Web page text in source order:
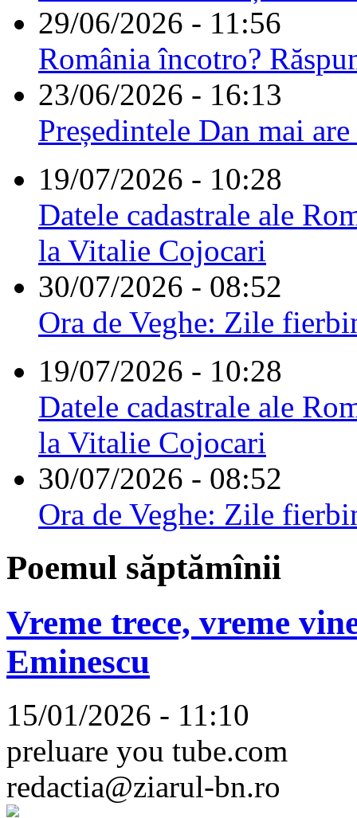
29/06/2026 - 11:56
România încotro?
23/06/2026 - 16:13
Președintele Dan mai
19/07/2026 - 10:28
Datele cadastrale ale
la Vitalie Cojocari
30/07/2026 - 08:52
Ora de Veghe: Zile
19/07/2026 - 10:28
Datele cadastrale ale
la Vitalie Cojocari
30/07/2026 - 08:52
Ora de Veghe: Zile
Poemul săptămînii
Vreme trece, vreme
Eminescu
15/01/2026 - 11:10
preluare you tube.com
redactia@ziarul-bn.ro